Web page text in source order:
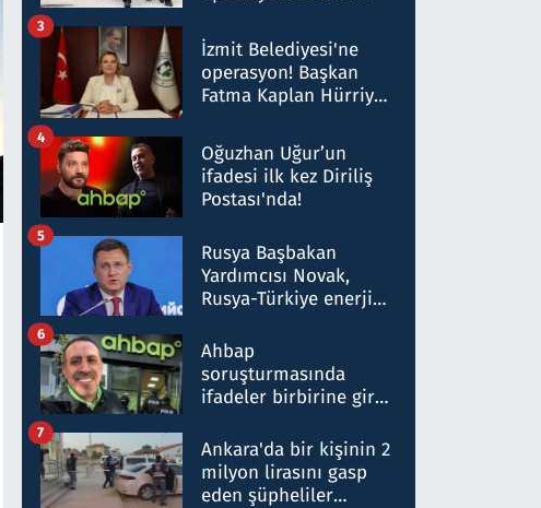
Milyar liralık para
trafiği tespit edildi
İzmit Belediyesi'ne
operasyon! Başkan
Fatma Kaplan Hürriyet
3
Oğuzhan Uğur’un
ifadesi ilk kez Diriliş
Postası'nda!
4
Rusya Başbakan
Yardımcısı Novak,
Rusya-Türkiye enerji
nitelikte olduğunu
belirtti
5
Ahbap
soruşturmasında
ifadeler birbirine girdi:
ifadelerinden ortaya
çıkan tablo şok etti
6
Ankara'da bir kişinin 2
milyon lirasını gasp
eden şüpheliler
7